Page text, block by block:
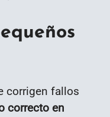
corrigen fallos
correcto en